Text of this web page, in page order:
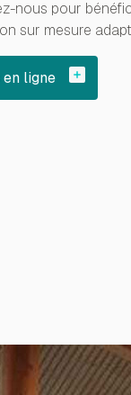
nous pour
sur mesure
en ligne